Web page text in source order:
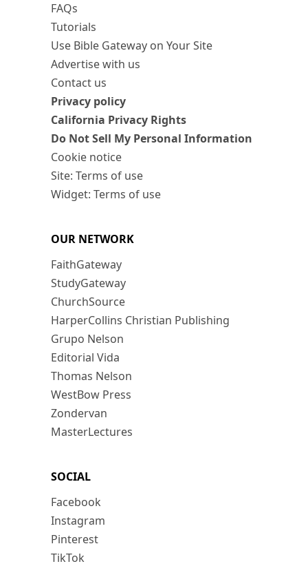
FAQs
Tutorials
Use Bible Gateway on Your Site
Advertise with us
Contact us
Privacy policy
California Privacy Rights
Do Not Sell My Personal Information
Cookie notice
Site: Terms of use
Widget: Terms of use
OUR NETWORK
FaithGateway
StudyGateway
ChurchSource
HarperCollins Christian Publishing
Grupo Nelson
Editorial Vida
Thomas Nelson
WestBow Press
Zondervan
MasterLectures
SOCIAL
Facebook
Instagram
Pinterest
TikTok